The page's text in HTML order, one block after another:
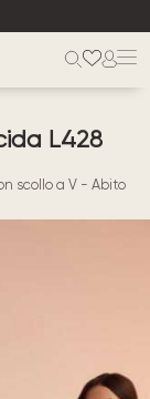
L428
scollo a V - Abito